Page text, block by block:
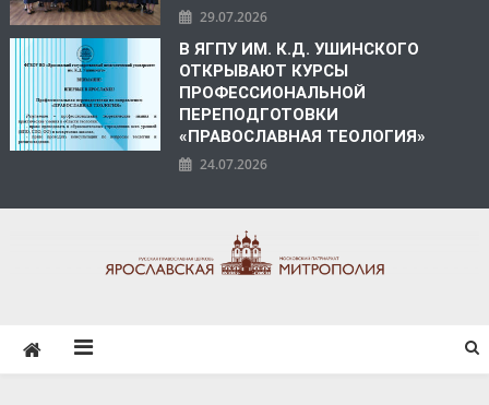
29.07.2026
В ЯГПУ ИМ. К.Д. УШИНСКОГО
ОТКРЫВАЮТ КУРСЫ
ПРОФЕССИОНАЛЬНОЙ
ПЕРЕПОДГОТОВКИ
«ПРАВОСЛАВНАЯ ТЕОЛОГИЯ»
24.07.2026